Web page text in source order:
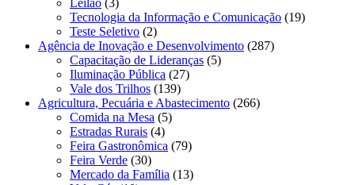
Leilão (3)
Tecnologia da Informação e Comunicação (19)
Teste Seletivo (2)
Agência de Inovação e Desenvolvimento (287)
Capacitação de Lideranças (5)
Iluminação Pública (27)
Vale dos Trilhos (139)
Agricultura, Pecuária e Abastecimento (266)
Comida na Mesa (5)
Estradas Rurais (4)
Feira Gastronômica (79)
Feira Verde (30)
Mercado da Família (13)